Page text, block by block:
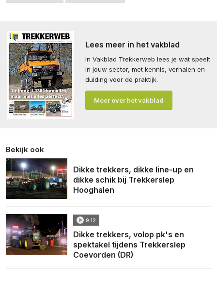
Lees meer in het vakblad
In Vakblad Trekkerweb lees je wat speelt
in jouw sector, met kennis, verhalen en
duiding voor de praktijk.
Meer over het vakblad
Bekijk ook
Dikke trekkers, dikke line-up en
dikke schik bij Trekkerslep
Hooghalen
9:12
Dikke trekkers, volop pk's en
spektakel tijdens Trekkerslep
Coevorden (DR)